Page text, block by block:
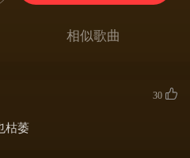
be more than i am
after the end
便与我无关
相似歌曲
30
枯萎